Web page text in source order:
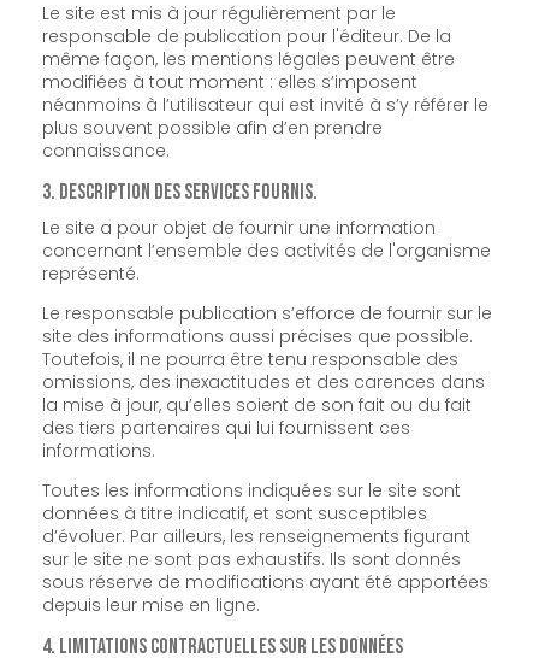
Le site est mis à jour régulièrement par le
responsable de publication pour l'éditeur. De la
même façon, les mentions légales peuvent être
modifiées à tout moment : elles s’imposent
néanmoins à l’utilisateur qui est invité à s’y référer le
plus souvent possible afin d’en prendre
connaissance.
3. Description des services fournis.
Le site a pour objet de fournir une information
concernant l’ensemble des activités de l'organisme
représenté.
Le responsable publication s’efforce de fournir sur le
site des informations aussi précises que possible.
Toutefois, il ne pourra être tenu responsable des
omissions, des inexactitudes et des carences dans
la mise à jour, qu’elles soient de son fait ou du fait
des tiers partenaires qui lui fournissent ces
informations.
Toutes les informations indiquées sur le site sont
données à titre indicatif, et sont susceptibles
d’évoluer. Par ailleurs, les renseignements figurant
sur le site ne sont pas exhaustifs. Ils sont donnés
sous réserve de modifications ayant été apportées
depuis leur mise en ligne.
4. Limitations contractuelles sur les données